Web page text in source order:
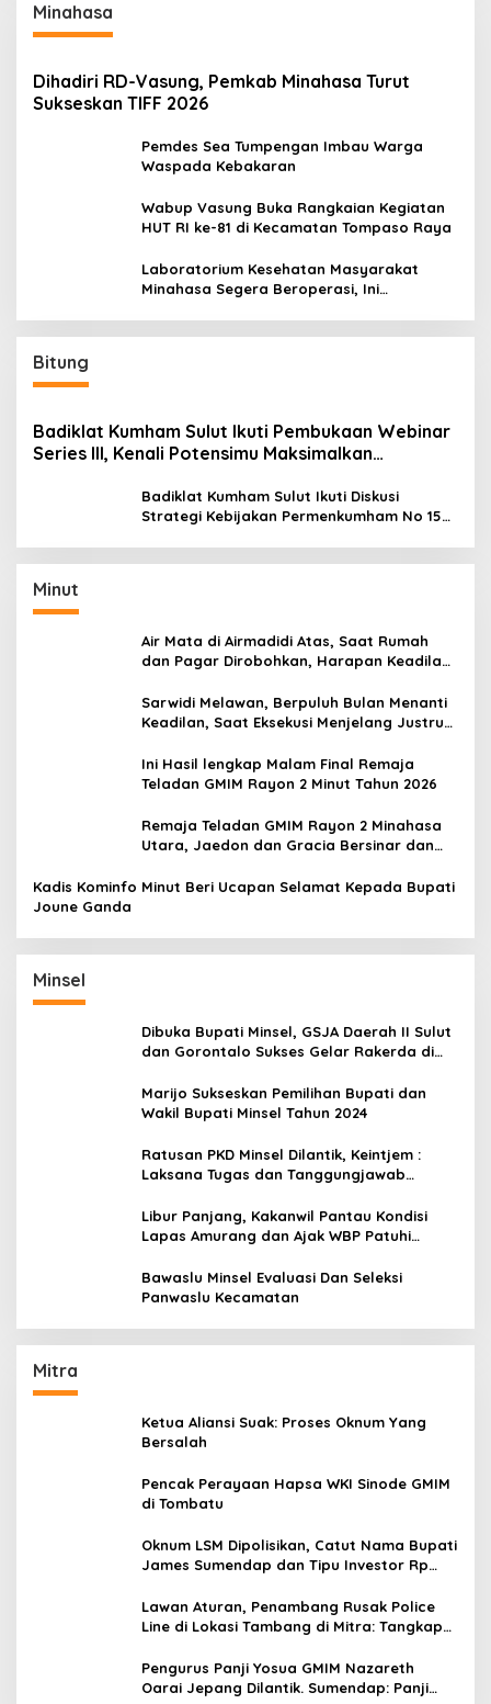
Minahasa
Dihadiri RD-Vasung, Pemkab Minahasa Turut
Sukseskan TIFF 2026
Pemdes Sea Tumpengan Imbau Warga
Waspada Kebakaran
Wabup Vasung Buka Rangkaian Kegiatan
HUT RI ke-81 di Kecamatan Tompaso Raya
Laboratorium Kesehatan Masyarakat
Minahasa Segera Beroperasi, Ini
Bitung
Badiklat Kumham Sulut Ikuti Pembukaan Webinar
Series III, Kenali Potensimu Maksimalkan
Badiklat Kumham Sulut Ikuti Diskusi
Strategi Kebijakan Permenkumham No 15
Minut
Air Mata di Airmadidi Atas, Saat Rumah
dan Pagar Dirobohkan, Harapan Keadilan
Sarwidi Melawan, Berpuluh Bulan Menanti
Keadilan, Saat Eksekusi Menjelang Justru
Ini Hasil lengkap Malam Final Remaja
Teladan GMIM Rayon 2 Minut Tahun 2026
Remaja Teladan GMIM Rayon 2 Minahasa
Utara, Jaedon dan Gracia Bersinar dan
Kadis Kominfo Minut Beri Ucapan Selamat Kepada Bupati
Joune Ganda
Minsel
Dibuka Bupati Minsel, GSJA Daerah II Sulut
dan Gorontalo Sukses Gelar Rakerda di
Marijo Sukseskan Pemilihan Bupati dan
Wakil Bupati Minsel Tahun 2024
Ratusan PKD Minsel Dilantik, Keintjem :
Laksana Tugas dan Tanggungjawab
Libur Panjang, Kakanwil Pantau Kondisi
Lapas Amurang dan Ajak WBP Patuhi
Bawaslu Minsel Evaluasi Dan Seleksi
Panwaslu Kecamatan
Mitra
Ketua Aliansi Suak: Proses Oknum Yang
Bersalah
Pencak Perayaan Hapsa WKI Sinode GMIM
di Tombatu
Oknum LSM Dipolisikan, Catut Nama Bupati
James Sumendap dan Tipu Investor Rp
Lawan Aturan, Penambang Rusak Police
Line di Lokasi Tambang di Mitra: Tangkap
Pengurus Panji Yosua GMIM Nazareth
Oarai Jepang Dilantik. Sumendap: Panji